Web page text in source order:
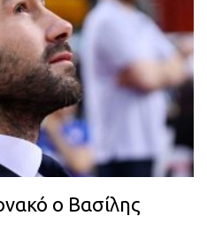
ο Βασίλης